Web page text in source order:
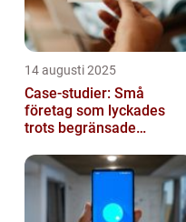
14 augusti 2025
Case-studier: Små
företag som lyckades
trots begränsade